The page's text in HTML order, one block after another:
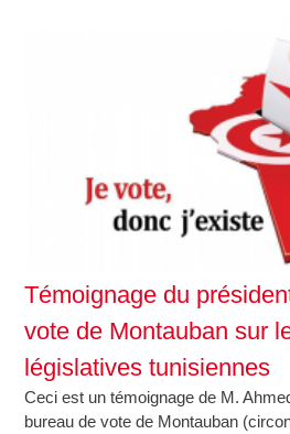
Témoignage du
vote de Montauban sur
législatives tunisiennes
Ceci est un témoignage de M.
bureau de vote de Montauban